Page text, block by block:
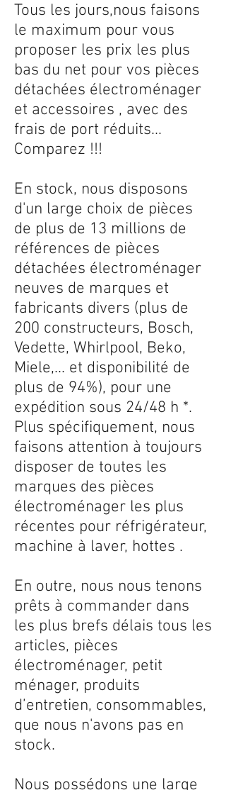
Tous les jours,nous faisons
le maximum pour vous
proposer les prix les plus
bas du net pour vos pièces
détachées électroménager
et accessoires , avec des
frais de port réduits...
Comparez !!!
En stock, nous disposons
d'un large choix de pièces
de plus de 13 millions de
références de pièces
détachées électroménager
neuves de marques et
fabricants divers (plus de
200 constructeurs, Bosch,
Vedette, Whirlpool, Beko,
Miele,... et disponibilité de
plus de 94%), pour une
expédition sous 24/48 h *.
Plus spécifiquement, nous
faisons attention à toujours
disposer de toutes les
marques des pièces
électroménager les plus
récentes pour réfrigérateur,
machine à laver, hottes .
En outre, nous nous tenons
prêts à commander dans
les plus brefs délais tous les
articles, pièces
électroménager, petit
ménager, produits
d’entretien, consommables,
que nous n'avons pas en
stock.
Nous possédons une large